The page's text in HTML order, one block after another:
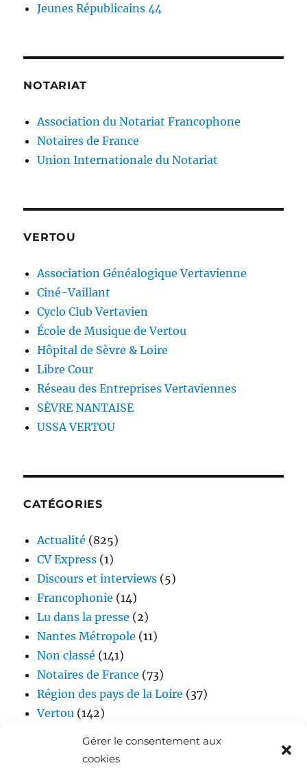
Gérer le consentement aux
cookies
Jeunes Républicains 44
NOTARIAT
Association du Notariat Francophone
Notaires de France
Union Internationale du Notariat
VERTOU
Association Généalogique Vertavienne
Ciné-Vaillant
Cyclo Club Vertavien
École de Musique de Vertou
Hôpital de Sèvre & Loire
Libre Cour
Réseau des Entreprises Vertaviennes
SÈVRE NANTAISE
USSA VERTOU
CATÉGORIES
Actualité (825)
CV Express (1)
Discours et interviews (5)
Francophonie (14)
Lu dans la presse (2)
Nantes Métropole (11)
Non classé (141)
Notaires de France (73)
Région des pays de la Loire (37)
Vertou (142)